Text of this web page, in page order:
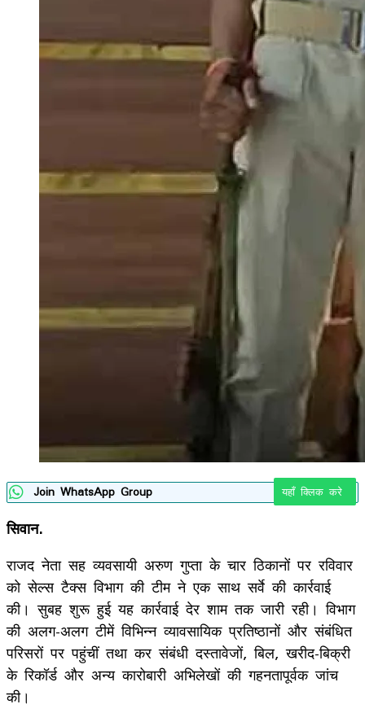
Join WhatsApp Group यहाँ क्लिक करे
सिवान.
राजद नेता सह व्यवसायी अरुण गुप्ता के चार ठिकानों पर रविवार
को सेल्स टैक्स विभाग की टीम ने एक साथ सर्वे की कार्रवाई
की। सुबह शुरू हुई यह कार्रवाई देर शाम तक जारी रही। विभाग
की अलग-अलग टीमें विभिन्न व्यावसायिक प्रतिष्ठानों और संबंधित
परिसरों पर पहुंचीं तथा कर संबंधी दस्तावेजों, बिल, खरीद-बिक्री
के रिकॉर्ड और अन्य कारोबारी अभिलेखों की गहनतापूर्वक जांच
की।